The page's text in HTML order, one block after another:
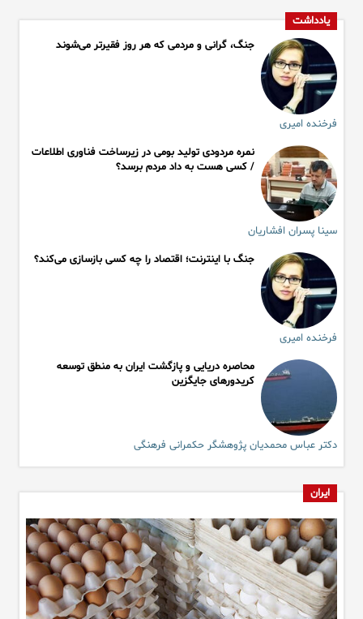
یادداشت
جنگ، گرانی و مردمی که هر روز فقیرتر می‌شوند
فرخنده امیری
نمره مردودی تولید بومی در زیرساخت فناوری اطلاعات
/ کسی هست به داد مردم برسد؟
سینا پسران افشاریان
جنگ با اینترنت؛ اقتصاد را چه کسی بازسازی می‌کند؟
فرخنده امیری
محاصره‌ دریایی و پازگشت ایران به منطق توسعه
کریدورهای جایگزین
دکتر عباس محمدیان پژوهشگر حکمرانی فرهنگی
ایران